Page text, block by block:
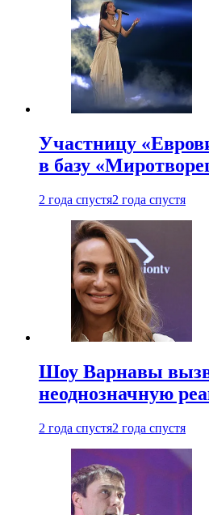
Участницу
в базу
2 года спустя2 года спустя
Шоу Варнавы
неоднозначную
2 года спустя2 года спустя